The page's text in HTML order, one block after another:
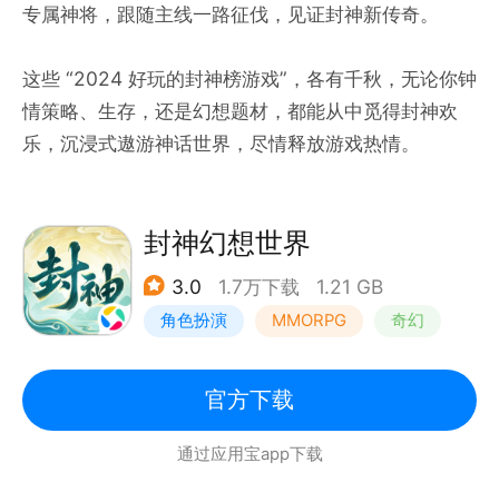
专属神将，跟随主线一路征伐，见证封神新传奇。
这些 “2024 好玩的封神榜游戏”，各有千秋，无论你钟
情策略、生存，还是幻想题材，都能从中觅得封神欢
乐，沉浸式遨游神话世界，尽情释放游戏热情。
封神幻想世界
3.0 1.7万下载 1.21 GB
角色扮演 MMORPG 奇幻
官方下载
通过应用宝app下载